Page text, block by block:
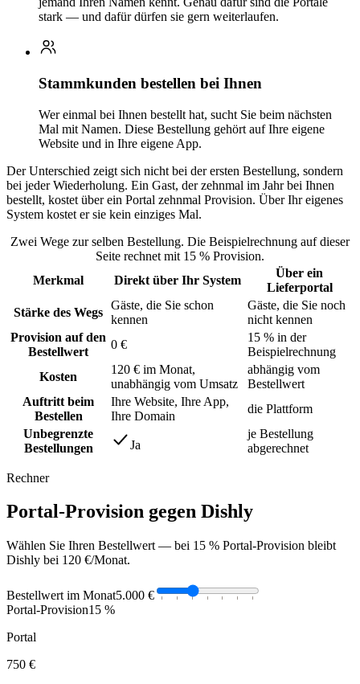
stark — und dafür dürfen sie gern weiterlaufen.
Stammkunden bestellen bei Ihnen
Wer einmal bei Ihnen bestellt hat, sucht Sie beim nächsten
Mal mit Namen. Diese Bestellung gehört auf Ihre eigene
Website und in Ihre eigene App.
Der Unterschied zeigt sich nicht bei der ersten Bestellung, sondern
bei jeder Wiederholung. Ein Gast, der zehnmal im Jahr bei Ihnen
bestellt, kostet über ein Portal zehnmal Provision. Über Ihr eigenes
System kostet er sie kein einziges Mal.
Zwei Wege zur selben Bestellung. Die Beispielrechnung auf dieser
Seite rechnet mit 15 % Provision.
Merkmal
Direkt über Ihr System
Über ein
Lieferportal
Stärke des Wegs
Gäste, die Sie schon
kennen
Gäste, die Sie noch
nicht kennen
Provision auf den
Bestellwert
0 €
15 % in der
Beispielrechnung
Kosten
120 € im Monat,
unabhängig vom Umsatz
abhängig vom
Bestellwert
Auftritt beim
Bestellen
Ihre Website, Ihre App,
Ihre Domain
die Plattform
Unbegrenzte
Bestellungen
Ja
je Bestellung
abgerechnet
Rechner
Portal-Provision gegen Dishly
Wählen Sie Ihren Bestellwert — bei 15 % Portal-Provision bleibt
Dishly bei 120 €/Monat.
Bestellwert im Monat5.000 €
Portal-Provision15 %
Portal
750 €